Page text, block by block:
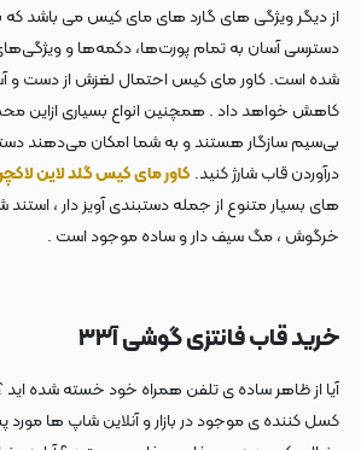
از دیگر ویژگی های گارد های مای کیس می باشد که
دسترسی آسان به تمام پورت‌ها، دکمه‌ها و
شده است. کاور مای کیس احتمال لغزش از دست و
کاهش خواهد داد . همچنین انواع بسیاری ازاین
بی‌سیم سازگار هستند و به شما امکان می‌دهند
درآوردن قاب شارژ کنید. کاور مای کیس گلد لاین
های بسیار متنوع از جمله دستبندی آویز دار ،
خرگوش ، مگ سیف دار و ساده موجود است .
خرید قاب فانتزی گوشی آ۳۳
آیا از ظاهر ساده ی تلفن همراه خود خسته شده اید ؟
کسل کننده ی موجود در بازار و آنلاین شاپ ها مورد